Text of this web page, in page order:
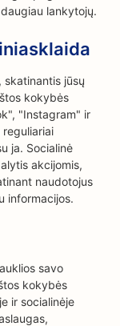
lankytojų.
skatinantis jūsų
kokybės
"Instagram" ir
ja. Socialinė
akcijomis,
naudotojus
informacijos.
savo
kokybės
ir socialinėje